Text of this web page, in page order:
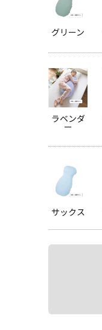
グリーン
ラベンダ
ー
サックス